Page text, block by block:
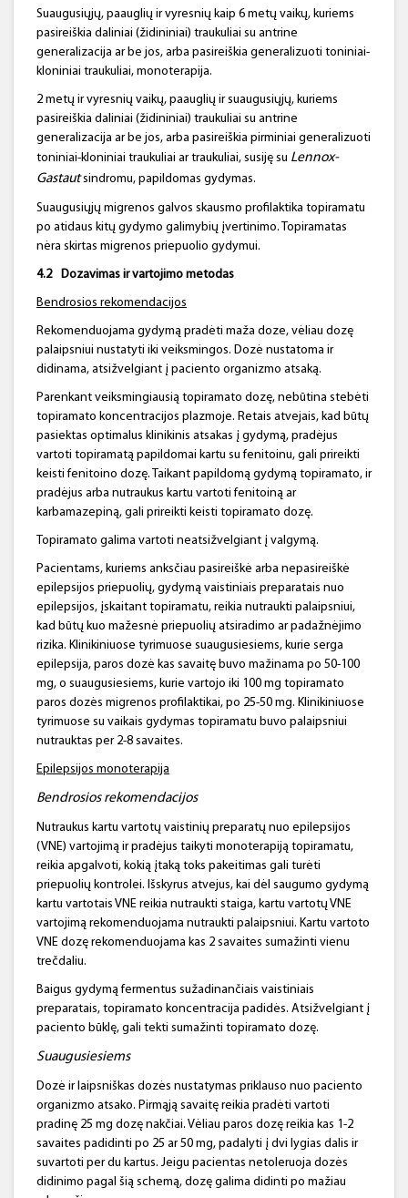
Suaugusiųjų, paauglių ir vyresnių kaip 6 metų vaikų, kuriems
pasireiškia daliniai (židininiai) traukuliai su antrine
generalizacija ar be jos, arba pasireiškia generalizuoti toniniai-
kloniniai traukuliai, monoterapija.
2 metų ir vyresnių vaikų, paauglių ir suaugusiųjų, kuriems
pasireiškia daliniai (židininiai) traukuliai su antrine
generalizacija ar be jos, arba pasireiškia pirminiai generalizuoti
toniniai-kloniniai traukuliai ar traukuliai, susiję su Lennox-
Gastautsindromu, papildomas gydymas.
Suaugusiųjų migrenos galvos skausmo profilaktika topiramatu
po atidaus kitų gydymo galimybių įvertinimo. Topiramatas
nėra skirtas migrenos priepuolio gydymui.
4.2 Dozavimas ir vartojimo metodas
Bendrosios rekomendacijos
Rekomenduojama gydymą pradėti maža doze, vėliau dozę
palaipsniui nustatyti iki veiksmingos. Dozė nustatoma ir
didinama, atsižvelgiant į paciento organizmo atsaką.
Parenkant veiksmingiausią topiramato dozę, nebūtina stebėti
topiramato koncentracijos plazmoje. Retais atvejais, kad būtų
pasiektas optimalus klinikinis atsakas į gydymą, pradėjus
vartoti topiramatą papildomai kartu su fenitoinu, gali prireikti
keisti fenitoino dozę. Taikant papildomą gydymą topiramato, ir
pradėjus arba nutraukus kartu vartoti fenitoiną ar
karbamazepiną, gali prireikti keisti topiramato dozę.
Topiramato galima vartoti neatsižvelgiant į valgymą.
Pacientams, kuriems anksčiau pasireiškė arba nepasireiškė
epilepsijos priepuolių, gydymą vaistiniais preparatais nuo
epilepsijos, įskaitant topiramatu, reikia nutraukti palaipsniui,
kad būtų kuo mažesnė priepuolių atsiradimo ar padažnėjimo
rizika. Klinikiniuose tyrimuose suaugusiesiems, kurie serga
epilepsija, paros dozė kas savaitę buvo mažinama po 50-100
mg, o suaugusiesiems, kurie vartojo iki 100 mg topiramato
paros dozės migrenos profilaktikai, po 25-50 mg. Klinikiniuose
tyrimuose su vaikais gydymas topiramatu buvo palaipsniui
nutrauktas per 2-8 savaites.
Epilepsijos monoterapija
Bendrosios rekomendacijos
Nutraukus kartu vartotų vaistinių preparatų nuo epilepsijos
(VNE) vartojimą ir pradėjus taikyti monoterapiją topiramatu,
reikia apgalvoti, kokią įtaką toks pakeitimas gali turėti
priepuolių kontrolei. Išskyrus atvejus, kai dėl saugumo gydymą
kartu vartotais VNE reikia nutraukti staiga, kartu vartotų VNE
vartojimą rekomenduojama nutraukti palaipsniui. Kartu vartoto
VNE dozę rekomenduojama kas 2 savaites sumažinti vienu
trečdaliu.
Baigus gydymą fermentus sužadinančiais vaistiniais
preparatais, topiramato koncentracija padidės. Atsižvelgiant į
paciento būklę, gali tekti sumažinti topiramato dozę.
Suaugusiesiems
Dozė ir laipsniškas dozės nustatymas priklauso nuo paciento
organizmo atsako. Pirmąją savaitę reikia pradėti vartoti
pradinę 25 mg dozę nakčiai. Vėliau paros dozę reikia kas 1-2
savaites padidinti po 25 ar 50 mg, padalyti į dvi lygias dalis ir
suvartoti per du kartus. Jeigu pacientas netoleruoja dozės
didinimo pagal šią schemą, dozę galima didinti po mažiau